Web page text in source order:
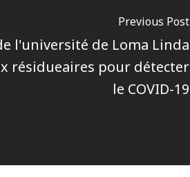
Previous Post
l'université de Loma Linda
résidueaires pour détecter
le COVID-19